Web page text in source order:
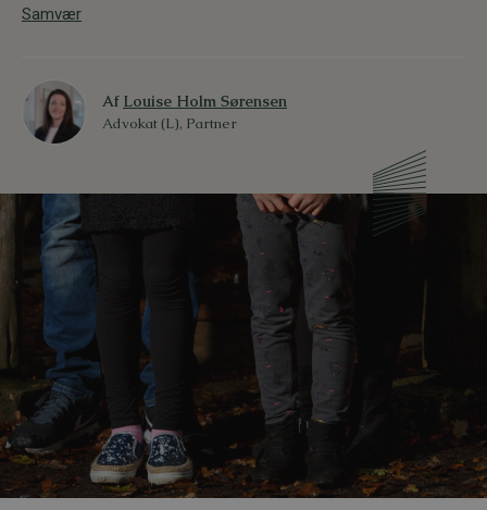
Samvær
Af Louise Holm Sørensen
Advokat (L), Partner